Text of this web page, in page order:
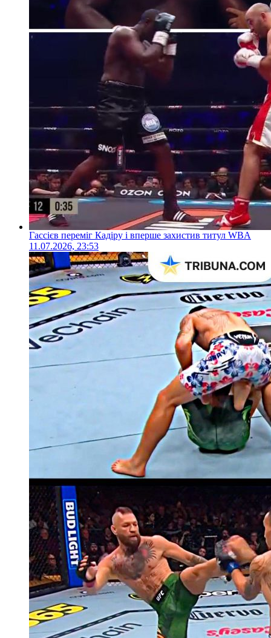
Гассієв переміг Кадіру і вперше захистив титул WBA
11.07.2026, 23:53